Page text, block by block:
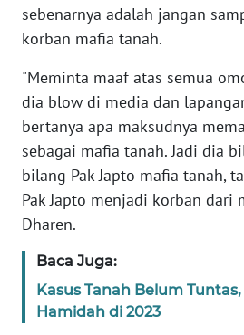
sebenarnya adalah jangan
korban mafia tanah.
"Meminta maaf atas semua
dia blow di media dan
bertanya apa maksudnya
sebagai mafia tanah. Jadi dia
bilang Pak Japto mafia tanah,
Pak Japto menjadi korban dari
Dharen.
Baca Juga:
Kasus Tanah Belum
Hamidah di 2023
WN
NTB
WN
SULTENG
WN
SULBAR
BABEL
SUMBAR